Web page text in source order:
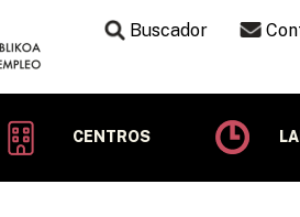
Buscador
CENTROS